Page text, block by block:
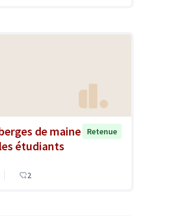
de maine
étudiants
Retenue
2